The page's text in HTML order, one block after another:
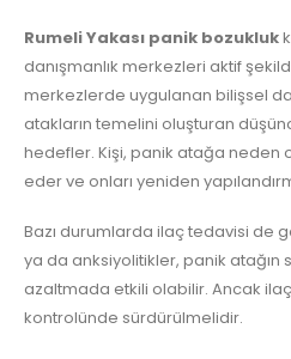
Rumeli Yakası panik bozukluk
danışmanlık merkezleri aktif
merkezlerde uygulanan bilişsel
atakların temelini oluşturan
hedefler. Kişi, panik atağa neden
eder ve onları yeniden
Bazı durumlarda ilaç tedavisi de
ya da anksiyolitikler, panik atağın
azaltmada etkili olabilir. Ancak
kontrolünde sürdürülmelidir.